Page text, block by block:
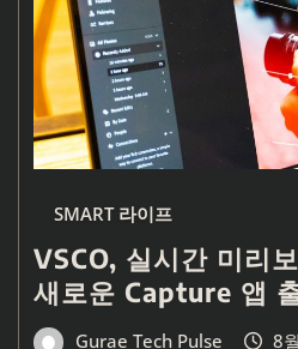
SMART 라이프
VSCO, 실시간 미리
새로운 Capture 앱
Gurae Tech Pulse 8